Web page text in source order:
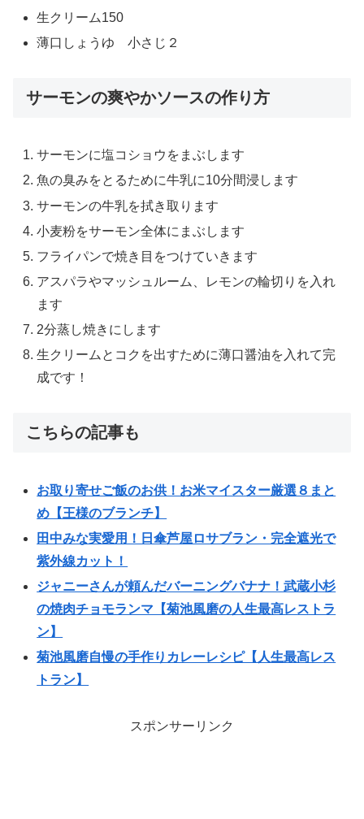
生クリーム150
薄口しょうゆ 小さじ２
サーモンの爽やかソースの作り方
サーモンに塩コショウをまぶします
魚の臭みをとるために牛乳に10分間浸します
サーモンの牛乳を拭き取ります
小麦粉をサーモン全体にまぶします
フライパンで焼き目をつけていきます
アスパラやマッシュルーム、レモンの輪切りを入れ
ます
2分蒸し焼きにします
生クリームとコクを出すために薄口醤油を入れて完
成です！
こちらの記事も
お取り寄せご飯のお供！お米マイスター厳選８まと
め【王様のブランチ】
田中みな実愛用！日傘芦屋ロサブラン・完全遮光で
紫外線カット！
ジャニーさんが頼んだバーニングバナナ！武蔵小杉
の焼肉チョモランマ【菊池風磨の人生最高レストラ
ン】
菊池風磨自慢の手作りカレーレシピ【人生最高レス
トラン】
スポンサーリンク